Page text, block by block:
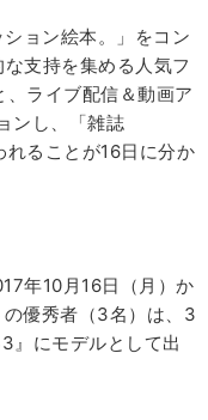
ョン絵本。」をコン
支持を集める人気フ
、ライブ配信＆動画ア
ンし、「雑誌
れることが16日に分か
年10月 16日（月）か
優秀者（3名）は、 3
』にモデルとして出